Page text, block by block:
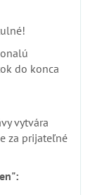
do konca
vytvára
za prijateľné